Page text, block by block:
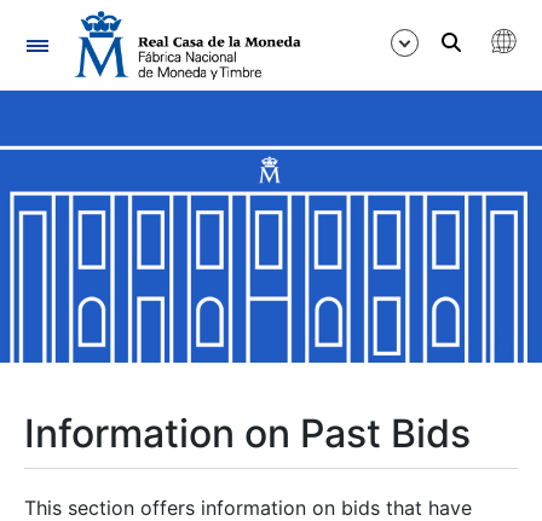
Navigation
Show/Hide
Show/Hide
Show/Hide
Information on Past Bids
This section offers information on bids that have